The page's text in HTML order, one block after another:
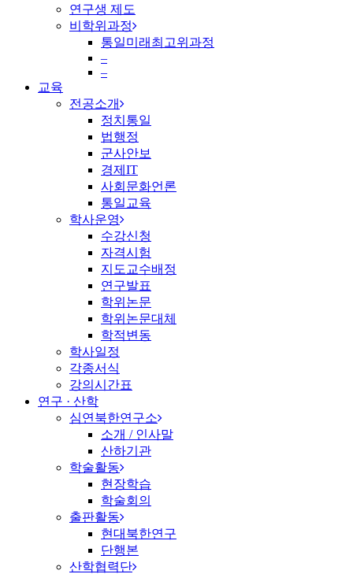
연구생 제도
비학위과정
통일미래최고위과정
–
–
교육
전공소개
정치통일
법행정
군사안보
경제IT
사회문화언론
통일교육
학사운영
수강신청
자격시험
지도교수배정
연구발표
학위논문
학위논문대체
학적변동
학사일정
각종서식
강의시간표
연구 · 산학
심연북한연구소
소개 / 인사말
산하기관
학술활동
현장학습
학술회의
출판활동
현대북한연구
단행본
산학협력단